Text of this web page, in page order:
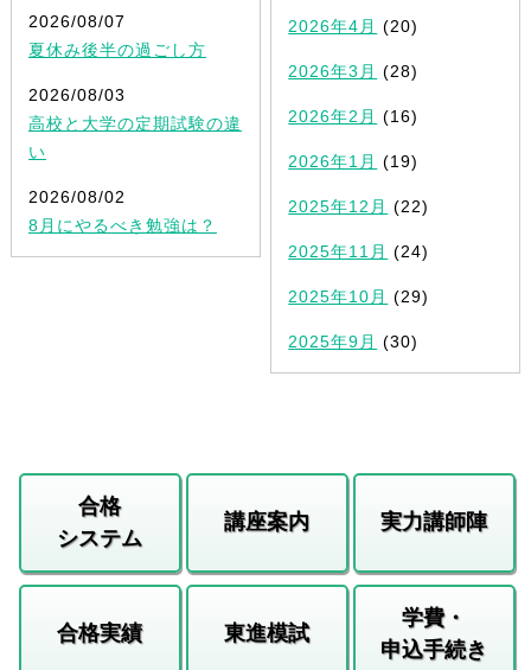
2026/08/07
夏休み後半の過ごし方
2026/08/03
高校と大学の定期試験の違
い
2026/08/02
8月にやるべき勉強は？
2026年4月 (20)
2026年3月 (28)
2026年2月 (16)
2026年1月 (19)
2025年12月 (22)
2025年11月 (24)
2025年10月 (29)
2025年9月 (30)
合格
システム
講座案内 実力講師陣
合格実績 東進模試
学費・
申込手続き